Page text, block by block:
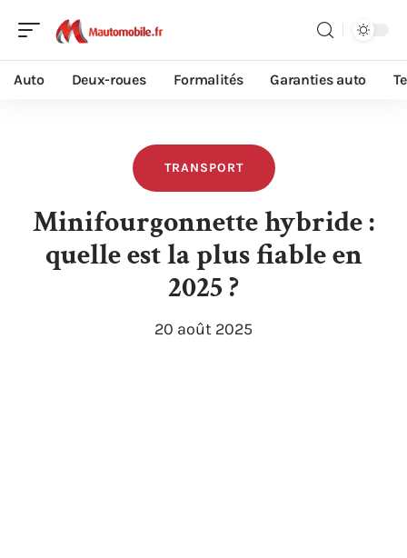
Auto Deux-roues Formalités Garanties auto
TRANSPORT
Minifourgonnette hybride :
quelle est la plus fiable en
2025 ?
20 août 2025